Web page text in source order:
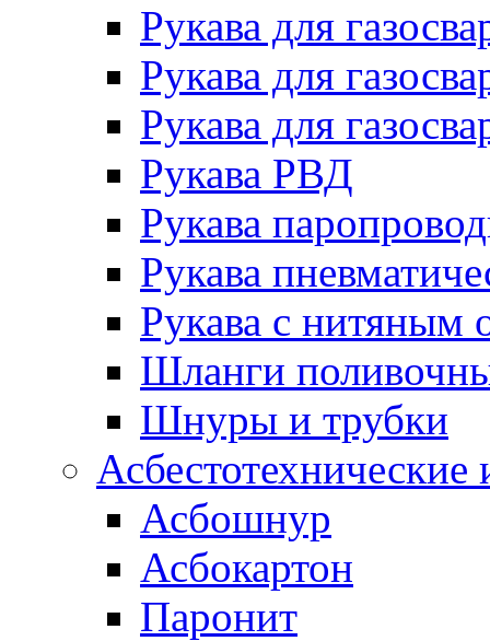
Рукава для
Рукава для
Рукава для
Рукава РВД
Рукава
Рукава
Рукава с нитяным
Шланги
Шнуры и трубки
Асбестотехнические
Асбошнур
Асбокартон
Паронит